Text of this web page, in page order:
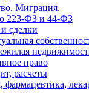
Миграция.
223-ФЗ и 44-ФЗ
сделки
право
расчеты